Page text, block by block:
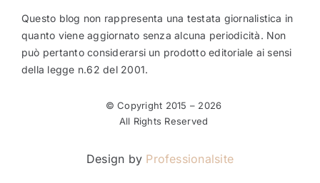
Questo blog non rappresenta una testata giornalistica in
quanto viene aggiornato senza alcuna periodicità. Non
può pertanto considerarsi un prodotto editoriale ai sensi
della legge n.62 del 2001.
© Copyright 2015 – 2026
All Rights Reserved
Design by Professionalsite